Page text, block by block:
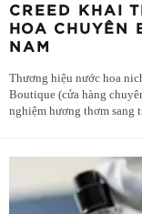
CREED KHAI
HOA
NAM
Thương hiệu nước hoa
Boutique (cửa hàng
nghiệm hương thơm sang